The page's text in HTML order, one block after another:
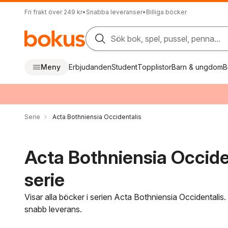
Fri frakt över 249 kr• Snabba leveranser• Billiga böcker
Sök bok, spel, pussel, penna...
Meny ErbjudandenStudentTopplistorBarn & ungdom
Serie Acta Bothniensia Occidentalis
Acta Bothniensia
serie
Visar alla böcker i serien Acta Bothniensia
snabb leverans.